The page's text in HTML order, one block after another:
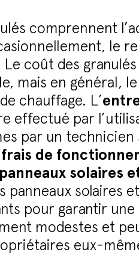
comprennent
le
coût des
mais en général,
chauffage. L’
effectué par
par un technicien
de
solaires
panneaux solaires
pour garantir
modestes et
eux-